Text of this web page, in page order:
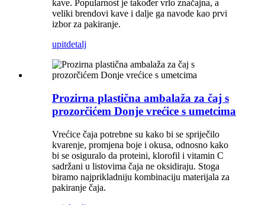
kave. Popularnost je također vrlo značajna, a
veliki brendovi kave i dalje ga navode kao prvi
izbor za pakiranje.
upitdetalj
Prozirna plastična ambalaža za čaj s
prozorčićem Donje vrećice s umetcima
Vrećice čaja potrebne su kako bi se spriječilo
kvarenje, promjena boje i okusa, odnosno kako
bi se osiguralo da proteini, klorofil i vitamin C
sadržani u listovima čaja ne oksidiraju. Stoga
biramo najprikladniju kombinaciju materijala za
pakiranje čaja.